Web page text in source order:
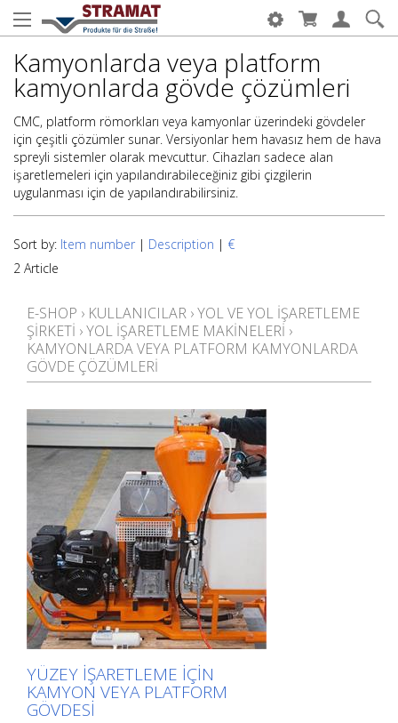
Kamyonlarda veya platform
kamyonlarda gövde çözümleri
CMC, platform römorkları veya kamyonlar üzerindeki gövdeler
için çeşitli çözümler sunar. Versiyonlar hem havasız hem de hava
spreyli sistemler olarak mevcuttur. Cihazları sadece alan
işaretlemeleri için yapılandırabileceğiniz gibi çizgilerin
uygulanması için de yapılandırabilirsiniz.
Sort by: Item number | Description | €
2 Article
E-SHOP › KULLANICILAR ›YOL VE YOL IŞARETLEME
ŞIRKETI ›YOL IŞARETLEME MAKINELERI ›
KAMYONLARDA VEYA PLATFORM KAMYONLARDA
GÖVDE ÇÖZÜMLERI
YÜZEY IŞARETLEME IÇIN
KAMYON VEYA PLATFORM
GÖVDESI